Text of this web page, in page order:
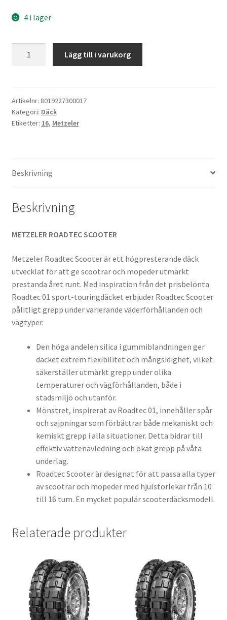
4 i lager
-
16
60P
Lägg till i varukorg
Artikelnr: 8019227300017
Kategori: Däck
Etiketter: 16, Metzeler
Beskrivning
Beskrivning
METZELER ROADTEC SCOOTER
Metzeler Roadtec Scooter är ett högpresterande däck
utvecklat för att ge scootrar och mopeder utmärkt
prestanda året runt. Med inspiration från det prisbelönta
Roadtec 01 sport-touringdäcket erbjuder Roadtec Scooter
pålitligt grepp under varierande väderförhållanden och
vägtyper.
Den höga andelen silica i gummiblandningen ger
däcket extrem flexibilitet och mångsidighet, vilket
säkerställer utmärkt grepp under olika
temperaturer och vägförhållanden, både i
stadsmiljö och utanför.
Mönstret, inspirerat av Roadtec 01, innehåller spår
och sajpningar som förbättrar både mekaniskt och
kemiskt grepp i alla situationer. Detta bidrar till
effektiv vattenavledning och ökat grepp på våta
underlag.
Roadtec Scooter är designat för att passa alla typer
av scootrar och mopeder med hjulstorlekar från 10
till 16 tum. En mycket populär scooterdäcksmodell.
Relaterade produkter